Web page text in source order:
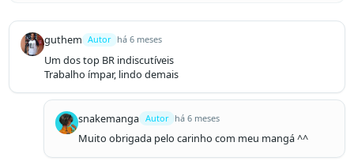
guthem Autor há 6 meses
Um dos top BR indiscutíveis
Trabalho ímpar, lindo demais
snakemanga Autor há 6 meses
Muito obrigada pelo carinho com meu mangá ^^